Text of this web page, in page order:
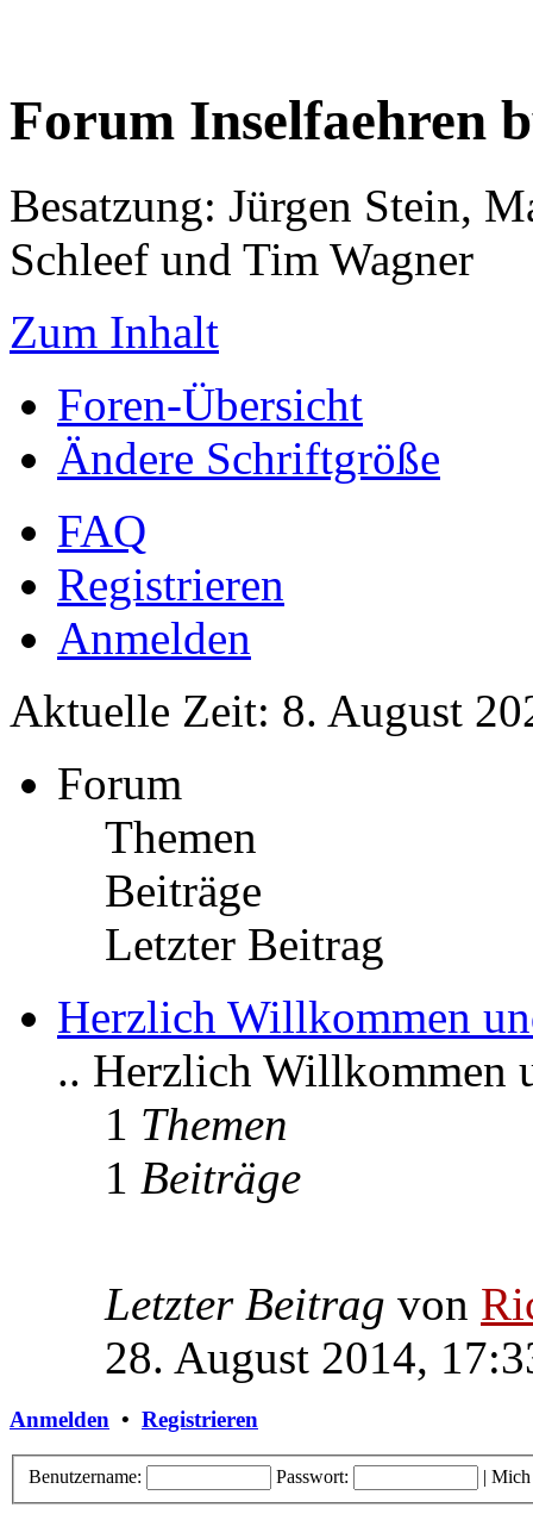
Forum Inselfaehren
Besatzung: Jürgen Stein,
Schleef und Tim Wagner
Zum Inhalt
Foren-Übersicht
Ändere Schriftgröße
FAQ
Registrieren
Anmelden
Aktuelle Zeit: 8. August
Forum
Themen
Beiträge
Letzter Beitrag
Herzlich Willkommen
.. Herzlich Willkommen
1 Themen
1 Beiträge
Letzter Beitrag von
28. August 2014,
Anmelden • Registrieren
Benutzername: Passwort: | Mich